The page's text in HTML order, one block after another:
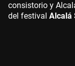
consistorio y
del festival Alcalá